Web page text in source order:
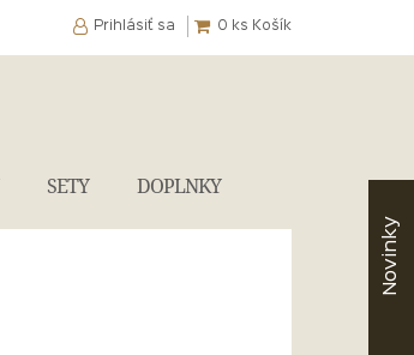
Prihlásiť sa 0 ks Košík
SETY DOPLNKY
Novinky